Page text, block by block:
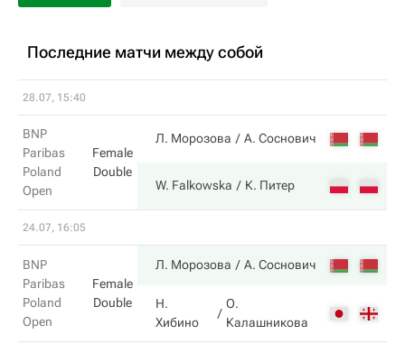
Последние матчи между собой
28.07, 15:40
BNP
Paribas
Poland
Open
Female
Double
Л. Морозова А. Соснович
W. Falkowska К. Питер
24.07, 16:05
BNP
Paribas
Poland
Open
Female
Double
Л. Морозова А. Соснович
Н.
Хибино
О.
Калашникова